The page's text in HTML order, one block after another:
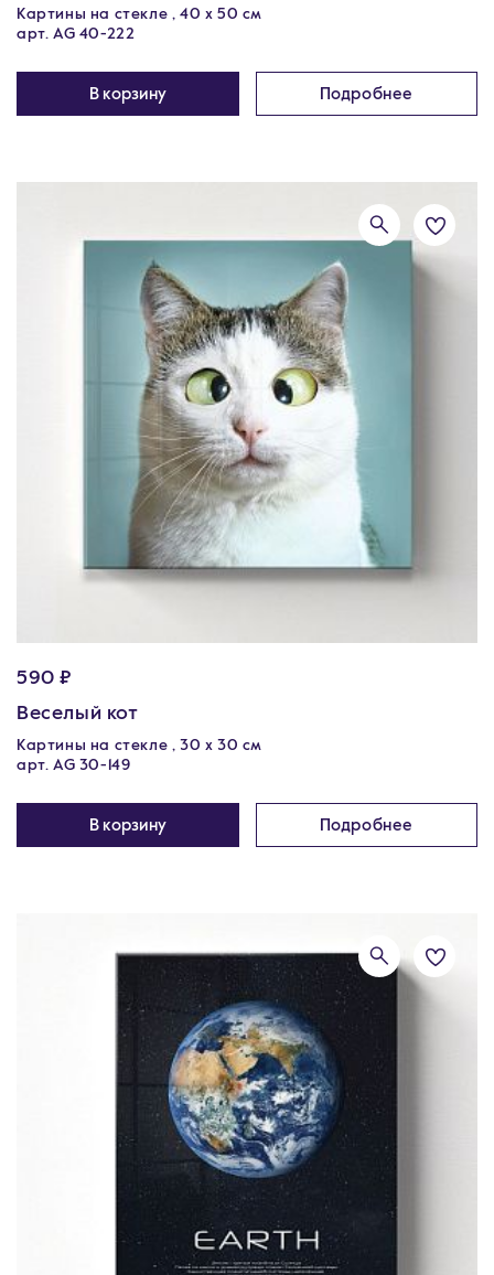
Картины на стекле , 40 х 50 см
арт. AG 40-222
В корзину Подробнее
590 ₽
Веселый кот
Картины на стекле , 30 x 30 см
арт. AG 30-149
В корзину Подробнее